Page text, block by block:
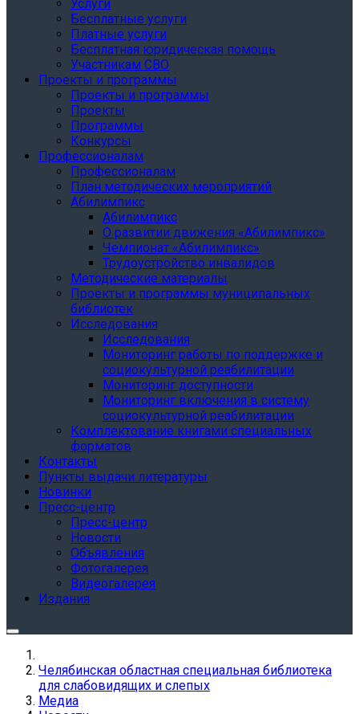
Услуги
Бесплатные услуги
Платные услуги
Бесплатная юридическая помощь
Участникам СВО
Проекты и программы
Проекты и программы
Проекты
Программы
Конкурсы
Профессионалам
Профессионалам
План методических мероприятий
Абилимпикс
Абилимпикс
О развитии движения «Абилимпикс»
Чемпионат «Абилимпикс»
Трудоустройство инвалидов
Методические материалы
Проекты и программы муниципальных
библиотек
Исследования
Исследования
Мониторинг работы по поддержке и
социокультурной реабилитации
Мониторинг доступности
Мониторинг включения в систему
социокультурной реабилитации
Комплектование книгами специальных
форматов
Контакты
Пункты выдачи литературы
Новинки
Пресс-центр
Пресс-центр
Новости
Объявления
Фотогалерея
Видеогалерея
Издания
Челябинская областная специальная библиотека
для слабовидящих и слепых
Медиа